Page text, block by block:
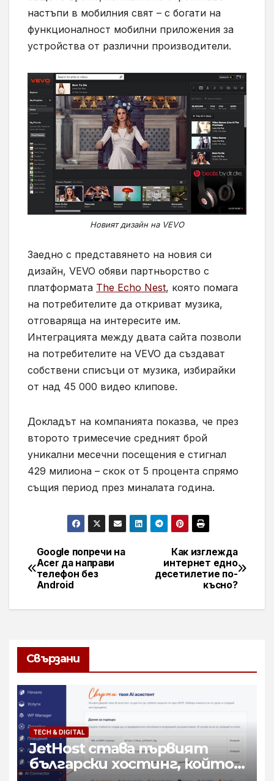
настъпи в мобилния свят – с богати на
функционалност мобилни приложения за
устройства от различни производители.
Новият дизайн на VEVO
Заедно с представянето на новия си
дизайн, VEVO обяви партньорство с
платформата The Echo Nest, която помага
на потребителите да откриват музика,
отговаряща на интересите им.
Интеграцията между двата сайта позволи
на потребителите на VEVO да създават
собствени списъци от музика, избирайки
от над 45 000 видео клипове.
Докладът на компанията показва, че през
второто тримесечие средният брой
уникални месечни посещения е стигнал
429 милиона – скок от 5 процента спрямо
същия период през миналата година.
Навигация
Как изглежда
интернет едно
десетилетие по-
късно?
Google попречи на
Acer да направи
телефон без
Android
Свързани
TECH & DIGITAL
JetHost става първият
български хостинг, който